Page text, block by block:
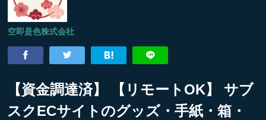
空即是色株式会社
【資金調達済】 【リモートOK】 サブ
スクECサイトのグッズ・手紙・箱・